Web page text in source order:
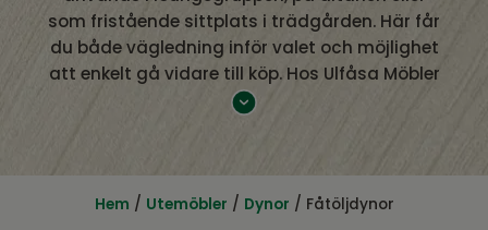
som fristående sittplats i trädgården. Här får
du både vägledning inför valet och möjlighet
att enkelt gå vidare till köp. Hos Ulfåsa Möbler
hittar du dynor som är anpassade för
och funktion
Hem / Utemöbler / Dynor / Fåtöljdynor